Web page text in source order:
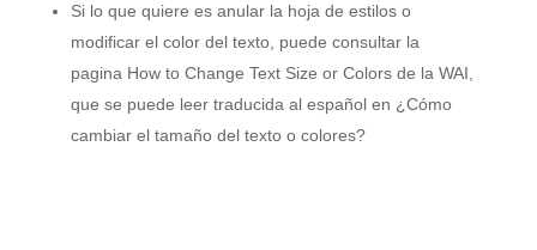
Si lo que quiere es anular la hoja de estilos o
modificar el color del texto, puede consultar la
pagina How to Change Text Size or Colors de la WAI,
que se puede leer traducida al español en ¿Cómo
cambiar el tamaño del texto o colores?